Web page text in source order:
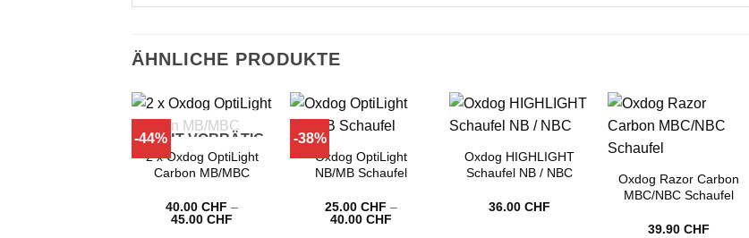
ÄHNLICHE PRODUKTE
-44%
NICHT VORRÄTIG
2 x Oxdog OptiLight
Carbon MB/MBC
40.00CHF –
45.00CHF
-38%
Oxdog OptiLight
NB/MB Schaufel
25.00 CHF –
40.00 CHFPreisspanne:
Oxdog HIGHLIGHT
Schaufel NB / NBC
36.00CHF
Oxdog Razor Carbon
MBC/NBC Schaufel
39.90 CHF